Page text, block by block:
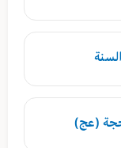
(عج)